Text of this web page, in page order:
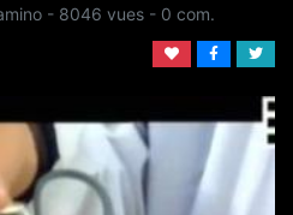
- 8046 vues - 0 com.